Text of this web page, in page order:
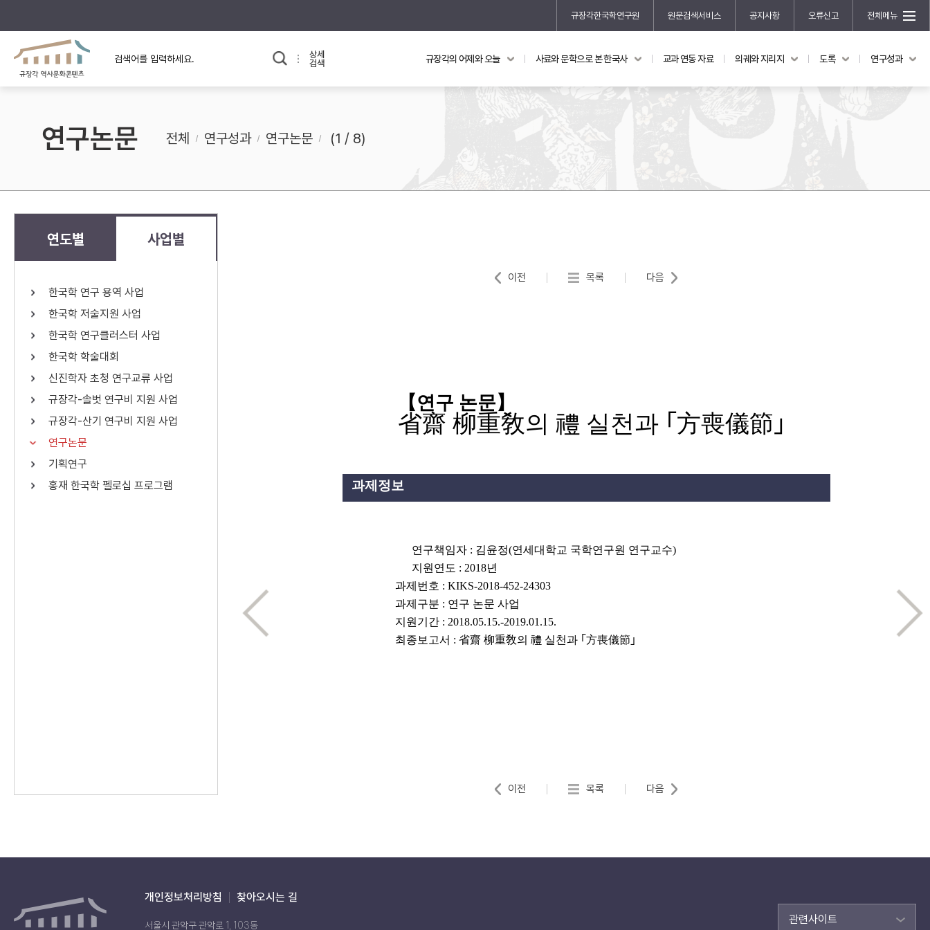
규장각한국학연구원 원문검색서비스 공지사항 오류신고 전체메뉴
규장각의 어제와 오늘
규장각 소개영상
사료와 문학으로 본
고대
조선 후기
근대
교과 연동 자료 의궤와 지리지 도록 연구성과
신진학자 초청 연구교류 사업
상세
검색
검색 연산자 사용안내
연산자
AND
OR 정조 OR 정약용
규장각의 어제와 오늘 사료와 문학으로 본 한국사 교과 연동 자료 의궤와 지리지 도록 연구성과
연구논문 전체 연구성과 연구논문 (1 / 8)
연도별 사업별
한국학 연구 용역 사업
한국학 저술지원 사업
한국학 연구클러스터 사업
한국학 학술대회
신진학자 초청 연구교류 사업
규장각-솔벗 연구비 지원 사업
규장각-산기 연구비 지원 사업
연구논문
기획연구
홍재 한국학 펠로십 프로그램
이전 목록 다음
【연구 논문 】
省齋 柳重敎의 禮 실천과 ｢方喪儀節｣
과제정보
연구책임자 : 김윤정(연세대학교 국학연구원 연구교수)
지원연도 : 2018년
과제번호 : KIKS-2018-452-24303
과제구분 : 연구 논문 사업
지원기간 : 2018.05.15.-2019.01.15.
최종보고서 : 省齋 柳重敎의 禮 실천과 ｢方喪儀節｣
이전 목록 다음
개인정보처리방침 찾아오시는 길
서울시 관악구 관악로 1, 103동 관련사이트